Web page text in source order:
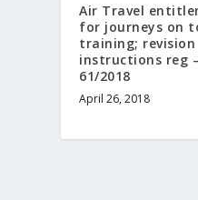
Air Travel
for journeys on
training;
instructions reg –
61/2018
April 26, 2018